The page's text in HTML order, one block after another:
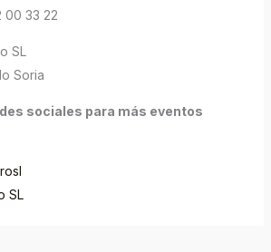
00 33 22
SL
Soria
sociales para más eventos
SL